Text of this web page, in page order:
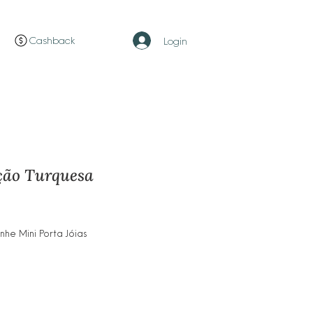
Cashback Login
Turquesa
Mini Porta Jóias